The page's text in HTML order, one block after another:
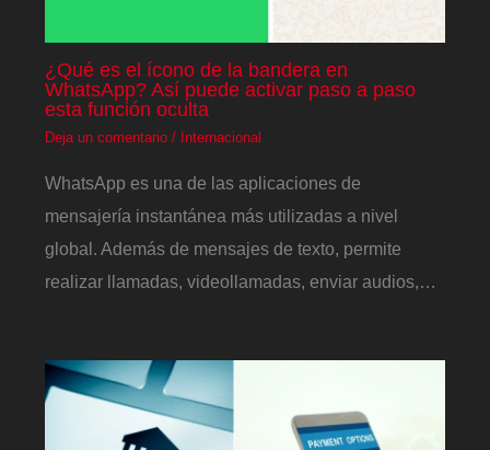
¿Qué es el ícono de la bandera en
WhatsApp? Así puede activar paso a paso
esta función oculta
Deja un comentario / Internacional
WhatsApp es una de las aplicaciones de
mensajería instantánea más utilizadas a nivel
global. Además de mensajes de texto, permite
realizar llamadas, videollamadas, enviar audios,…